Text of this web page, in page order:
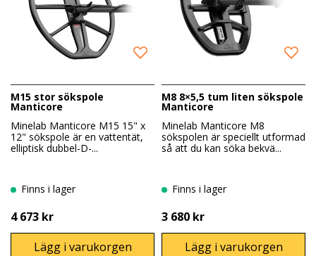
M15 stor sökspole
Manticore
Minelab Manticore M15 15" x
12" sökspole är en vattentät,
elliptisk dubbel-D-...
Finns i lager
4 673 kr
Lägg i varukorgen
M8 8×5,5 tum liten sökspole
Manticore
Minelab Manticore M8
sökspolen är speciellt utformad
så att du kan söka bekvä...
Finns i lager
3 680 kr
Lägg i varukorgen